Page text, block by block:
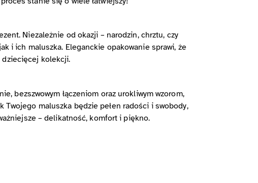
Niezależnie od okazji – narodzin, chrztu, czy
i ich maluszka. Eleganckie opakowanie sprawi, że
dziecięcej kolekcji.
bezszwowym łączeniom oraz urokliwym wzorom,
maluszka będzie pełen radości i swobody,
– delikatność, komfort i piękno.